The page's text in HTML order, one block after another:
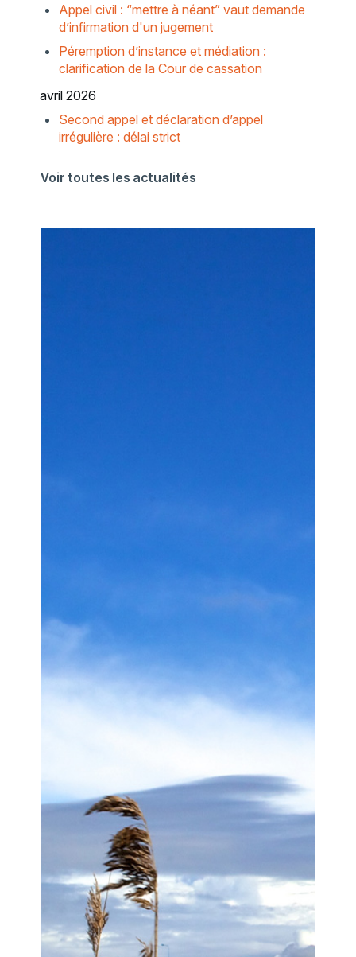
Appel civil : “mettre à néant” vaut demande
d’infirmation d'un jugement
Péremption d’instance et médiation :
clarification de la Cour de cassation
avril 2026
Second appel et déclaration d’appel
irrégulière : délai strict
Voir toutes les actualités